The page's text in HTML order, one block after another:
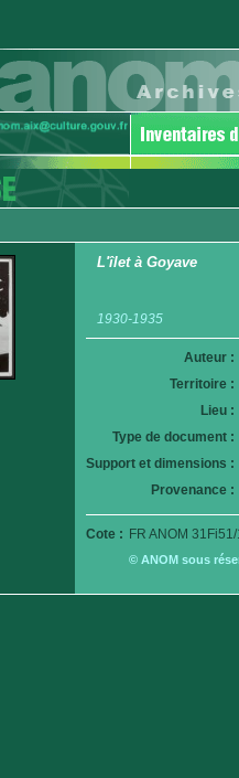
L'îlet à Goyave
1930-1935
Auteur :
Territoire :
Lieu :
Type de document :
Support et dimensions :
Provenance :
Cote : FR ANOM
© ANOM sous